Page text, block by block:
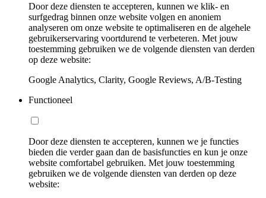
Door deze diensten te accepteren, kunnen we klik- en
surfgedrag binnen onze website volgen en anoniem
analyseren om onze website te optimaliseren en de algehele
gebruikerservaring voortdurend te verbeteren. Met jouw
toestemming gebruiken we de volgende diensten van derden
op deze website:
Google Analytics, Clarity, Google Reviews, A/B-Testing
Functioneel
Door deze diensten te accepteren, kunnen we je functies
bieden die verder gaan dan de basisfuncties en kun je onze
website comfortabel gebruiken. Met jouw toestemming
gebruiken we de volgende diensten van derden op deze
website: